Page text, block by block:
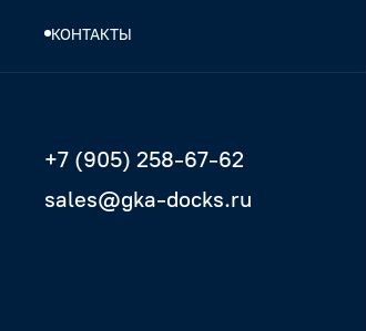
КОНТАКТЫ
+7 (905) 258-67-62
sales@gka-docks.ru